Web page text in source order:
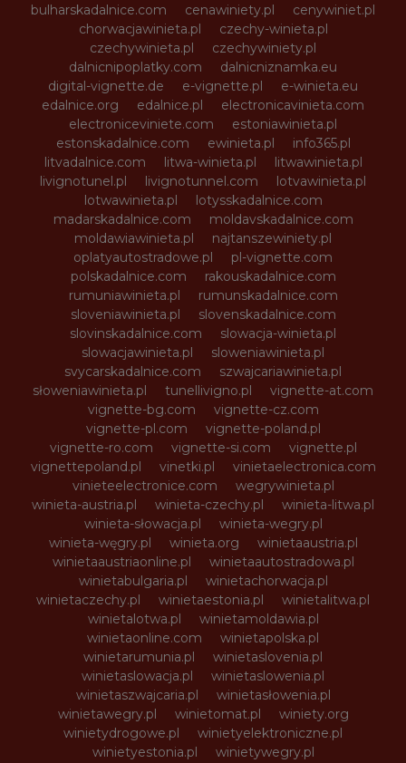
bulharskadalnice.com
cenawiniety.pl
cenywiniet.pl
chorwacjawinieta.pl
czechy-winieta.pl
czechywinieta.pl
czechywiniety.pl
dalnicnipoplatky.com
dalnicniznamka.eu
digital-vignette.de
e-vignette.pl
e-winieta.eu
edalnice.org
edalnice.pl
electronicavinieta.com
electroniceviniete.com
estoniawinieta.pl
estonskadalnice.com
ewinieta.pl
info365.pl
litvadalnice.com
litwa-winieta.pl
litwawinieta.pl
livignotunel.pl
livignotunnel.com
lotvawinieta.pl
lotwawinieta.pl
lotysskadalnice.com
madarskadalnice.com
moldavskadalnice.com
moldawiawinieta.pl
najtanszewiniety.pl
oplatyautostradowe.pl
pl-vignette.com
polskadalnice.com
rakouskadalnice.com
rumuniawinieta.pl
rumunskadalnice.com
sloveniawinieta.pl
slovenskadalnice.com
slovinskadalnice.com
slowacja-winieta.pl
slowacjawinieta.pl
sloweniawinieta.pl
svycarskadalnice.com
szwajcariawinieta.pl
słoweniawinieta.pl
tunellivigno.pl
vignette-at.com
vignette-bg.com
vignette-cz.com
vignette-pl.com
vignette-poland.pl
vignette-ro.com
vignette-si.com
vignette.pl
vignettepoland.pl
vinetki.pl
vinietaelectronica.com
vinieteelectronice.com
wegrywinieta.pl
winieta-austria.pl
winieta-czechy.pl
winieta-litwa.pl
winieta-słowacja.pl
winieta-wegry.pl
winieta-węgry.pl
winieta.org
winietaaustria.pl
winietaaustriaonline.pl
winietaautostradowa.pl
winietabulgaria.pl
winietachorwacja.pl
winietaczechy.pl
winietaestonia.pl
winietalitwa.pl
winietalotwa.pl
winietamoldawia.pl
winietaonline.com
winietapolska.pl
winietarumunia.pl
winietaslovenia.pl
winietaslowacja.pl
winietaslowenia.pl
winietaszwajcaria.pl
winietasłowenia.pl
winietawegry.pl
winietomat.pl
winiety.org
winietydrogowe.pl
winietyelektroniczne.pl
winietyestonia.pl
winietywegry.pl